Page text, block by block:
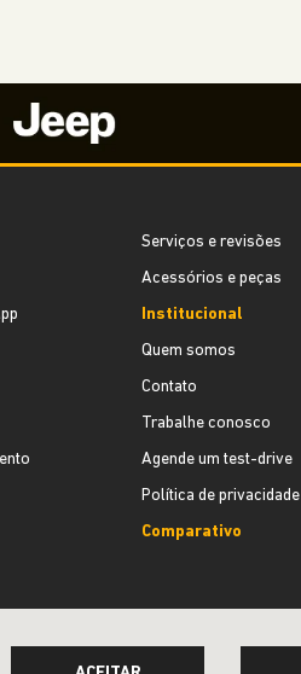
Serviços e revisões
Acessórios e peças
Institucional
Quem somos
Contato
Trabalhe conosco
Agende um test-drive
Política de privacidade
Comparativo